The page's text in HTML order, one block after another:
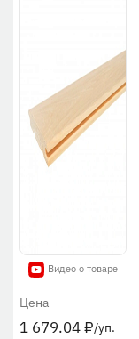
Видео о товаре
Цена
1 679.04₽/уп.